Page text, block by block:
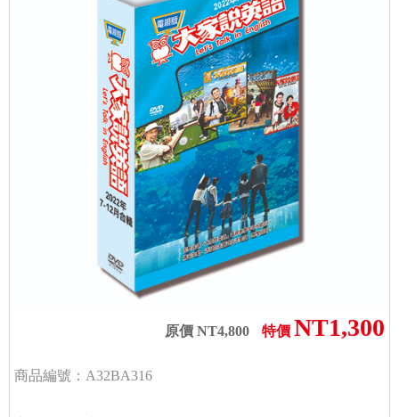
原價 NT4,800 特價 NT1,300
商品編號：A32BA316